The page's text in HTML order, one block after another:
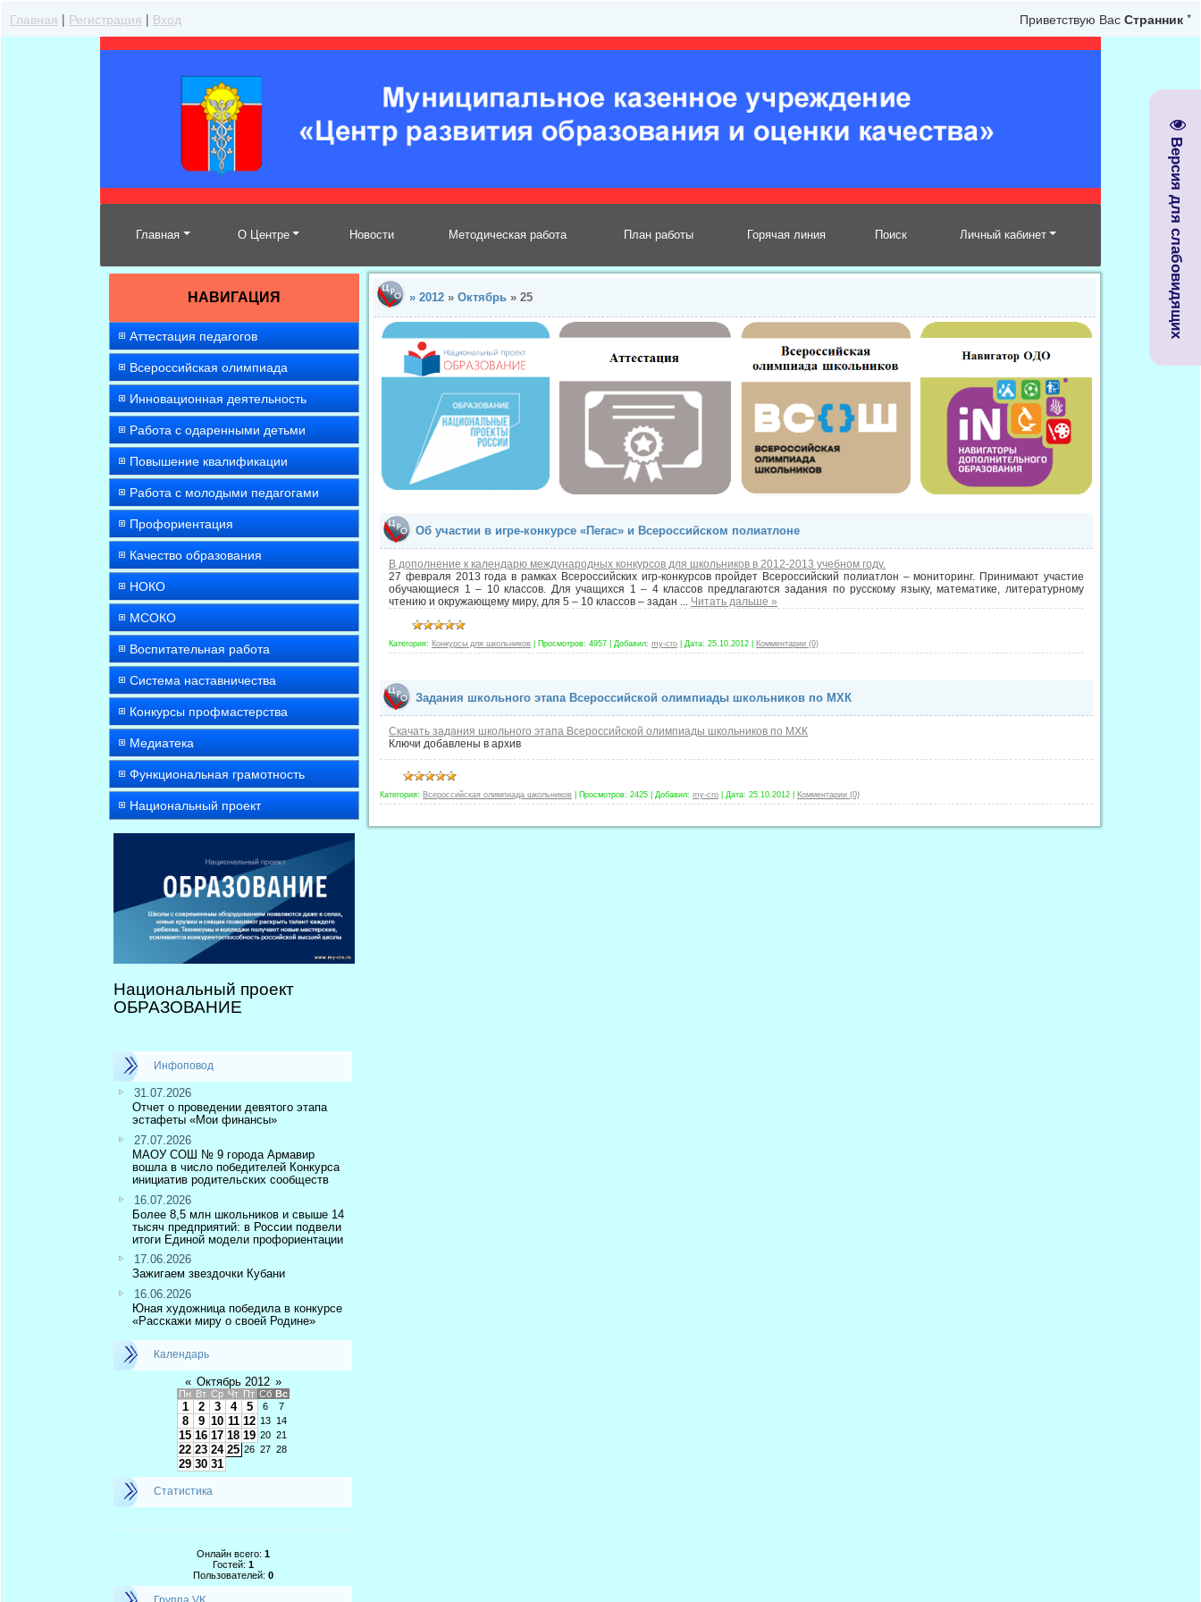
Версия для слабовидящих
Главная | Регистрация | Вход Приветствую Вас Странник *
Главная О Центре Новости Методическая работа План работы Горячая линия Поиск Личный кабинет
НАВИГАЦИЯ
Аттестация педагогов
Всероссийская олимпиада
Инновационная деятельность
Работа с одаренными детьми
Повышение квалификации
Работа с молодыми педагогами
Профориентация
Качество образования
НОКО
МСОКО
Воспитательная работа
Система наставничества
Конкурсы профмастерства
Медиатека
Функциональная грамотность
Национальный проект
Национальный проект
ОБРАЗОВАНИЕ
Инфоповод
31.07.2026
Отчет о проведении девятого этапа
эстафеты «Мои финансы»
27.07.2026
МАОУ СОШ № 9 города Армавир
вошла в число победителей Конкурса
инициатив родительских сообществ
16.07.2026
Более 8,5 млн школьников и свыше 14
тысяч предприятий: в России подвели
итоги Единой модели профориентации
17.06.2026
Зажигаем звездочки Кубани
16.06.2026
Юная художница победила в конкурсе
«Расскажи миру о своей Родине»
Календарь
« Октябрь 2012 »
Пн Вт Ср Чт Пт Сб Вс
1 2 3 4 5 6 7
8 9 10 11 12 13 14
15 16 17 18 19 20 21
22 23 24 25 26 27 28
29 30 31
Статистика
Онлайн всего: 1
Гостей: 1
Пользователей: 0
» 2012 » Октябрь » 25
Об участии в игре-конкурсе «Пегас» и Всероссийском полиатлоне
В дополнение к календарю международных конкурсов для школьников в 2012-2013 учебном году.
27 февраля 2013 года в рамках Всероссийских игр-конкурсов пройдет Всероссийский полиатлон – мониторинг. Принимают участие
обучающиеся 1 – 10 классов. Для учащихся 1 – 4 классов предлагаются задания по русскому языку, математике, литературному
чтению и окружающему миру, для 5 – 10 классов – задан ... Читать дальше »
Категория: Конкурсы для школьников Просмотров: 4957 Добавил: my-cro Дата: 25.10.2012 Комментарии (0)
Задания школьного этапа Всероссийской олимпиады школьников по МХК
Скачать задания школьного этапа Всероссийской олимпиады школьников по МХК
Ключи добавлены в архив
Категория: Всероссийская олимпиада школьников Просмотров: 2425 Добавил: my-cro Дата: 25.10.2012 Комментарии (0)